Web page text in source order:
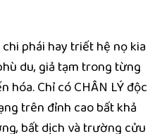
phái hay triết hệ nọ kia
du, giả tạm trong từng
hóa. Chỉ có CHÂN LÝ độc
trên đỉnh cao bất khả
bất dịch và trường cửu